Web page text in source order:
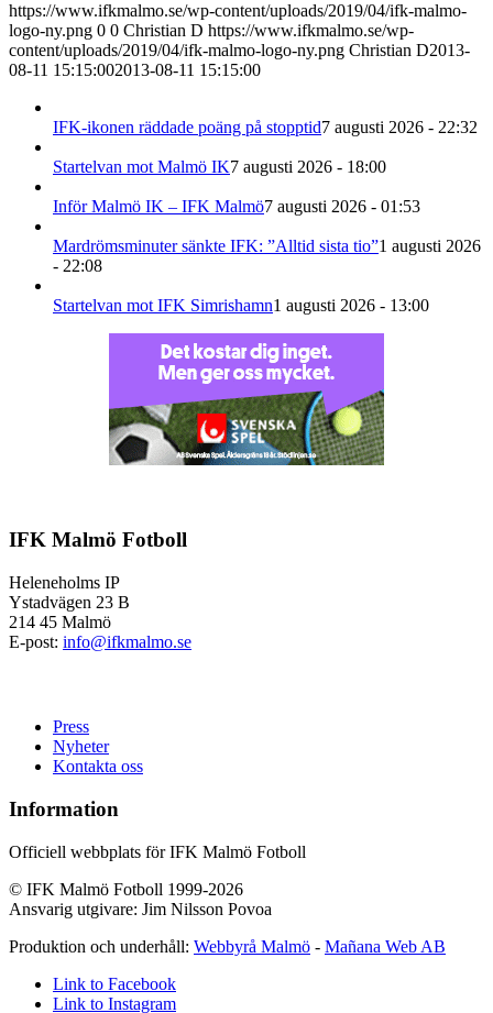
https://www.ifkmalmo.se/wp-content/uploads/2019/04/ifk-malmo-
logo-ny.png 0 0 Christian D https://www.ifkmalmo.se/wp-
content/uploads/2019/04/ifk-malmo-logo-ny.png Christian D2013-
08-11 15:15:002013-08-11 15:15:00
IFK-ikonen räddade poäng på stopptid7 augusti 2026 - 22:32
Startelvan mot Malmö IK7 augusti 2026 - 18:00
Inför Malmö IK – IFK Malmö7 augusti 2026 - 01:53
Mardrömsminuter sänkte IFK: ”Alltid sista tio”1 augusti 2026
- 22:08
Startelvan mot IFK Simrishamn1 augusti 2026 - 13:00
IFK Malmö Fotboll
Heleneholms IP
Ystadvägen 23 B
214 45 Malmö
E-post: info@ifkmalmo.se
Press
Nyheter
Kontakta oss
Information
Officiell webbplats för IFK Malmö Fotboll
© IFK Malmö Fotboll 1999-2026
Ansvarig utgivare: Jim Nilsson Povoa
Produktion och underhåll: Webbyrå Malmö - Mañana Web AB
Link to Facebook
Link to Instagram